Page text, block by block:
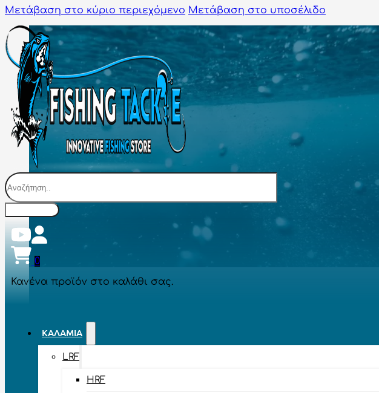
Μετάβαση στο κύριο περιεχόμενο Μετάβαση στο υποσέλιδο
Αναζήτηση
0
Κανένα προϊόν στο καλάθι σας.
ΚΑΛΆΜΙΑ
LRF
HRF